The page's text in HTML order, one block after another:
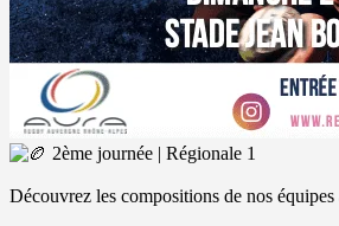
2ème journée | Régionale 1
Découvrez les compositions de nos